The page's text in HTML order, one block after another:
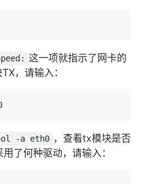
这一项就指示了网卡的
，请输入：
-a eth0 ，查看tx模块是否
了何种驱动，请输入：